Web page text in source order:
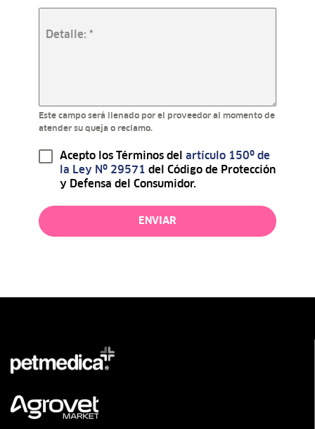
Detalle: *
Este campo será llenado por el proveedor al momento de
atender su queja o reclamo.
Acepto los Términos del artículo 150º de
la Ley Nº 29571 del Código de Protección
y Defensa del Consumidor.
ENVIAR